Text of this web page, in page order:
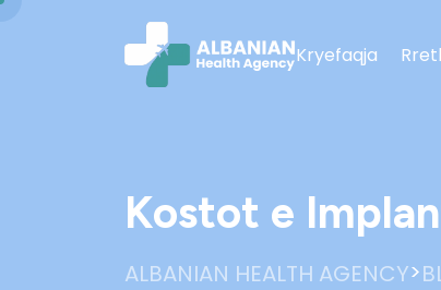
Kryefaqja
Kostot e
ALBANIAN HEALTH AGENCY>